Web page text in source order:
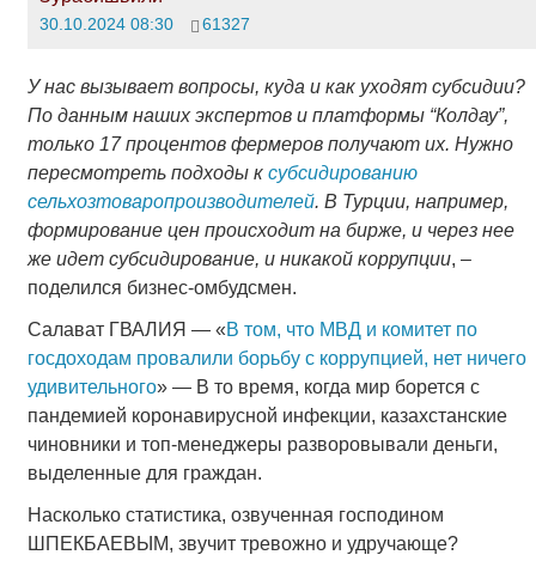
30.10.2024 08:30 61327
У нас вызывает вопросы, куда и как уходят субсидии?
По данным наших экспертов и платформы “Колдау”,
только 17 процентов фермеров получают их. Нужно
пересмотреть подходы к субсидированию
сельхозтоваропроизводителей. В Турции, например,
формирование цен происходит на бирже, и через нее
же идет субсидирование, и никакой коррупции, –
поделился бизнес-омбудсмен.
Салават ГВАЛИЯ — «В том, что МВД и комитет по
госдоходам провалили борьбу с коррупцией, нет ничего
удивительного» — В то время, когда мир борется с
пандемией коронавирусной инфекции, казахстанские
чиновники и топ-менеджеры разворовывали деньги,
выделенные для граждан.
Насколько статистика, озвученная господином
ШПЕКБАЕВЫМ, звучит тревожно и удручающе?